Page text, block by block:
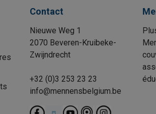
Contact
Nieuwe Weg 1
2070 Beveren-Kruibeke-
Zwijndrecht
+32 (0)3 253 23 23
info@mennensbelgium.be